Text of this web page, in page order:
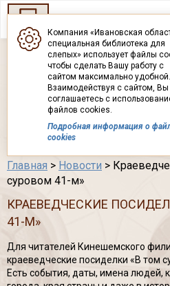
Компания «Ивановская
специальная библиотека для
слепых» использует файлы
чтобы сделать Вашу работу с
сайтом максимально удобной.
Взаимодействуя с сайтом, Вы
соглашаетесь с
файлов cookies.
Подробная информация о
cookies
ГОСУДАРСТВЕННОЕ БЮДЖЕТНОЕ УЧРЕЖДЕНИЕ
ИВАНОВСКАЯ ОБЛАСТНАЯ
БИБЛИОТЕКА ДЛЯ
Каталог
Главная > Новости >
суровом 41-м»
КРАЕВЕДЧЕСКИЕ
41-М»
Для читателей Кинешемского
краеведческие посиделки «В том
Есть события, даты, имена людей,